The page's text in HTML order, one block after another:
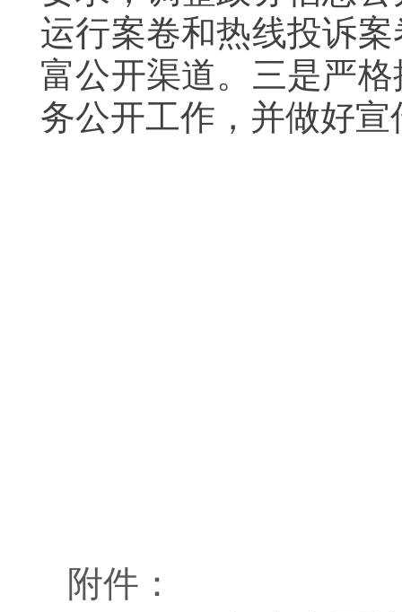
运行案卷和热线投诉
富公开渠道。三是严
务公开工作，并做好
附件：